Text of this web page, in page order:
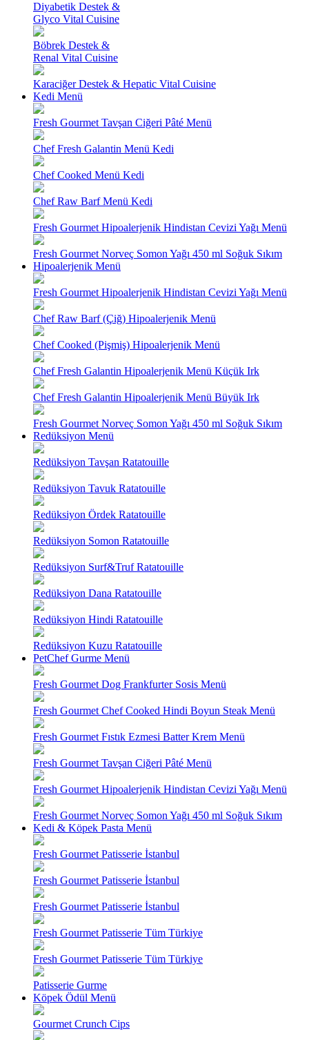
Diyabetik Destek &
Glyco Vital Cuisine
Böbrek Destek &
Renal Vital Cuisine
Karaciğer Destek & Hepatic Vital Cuisine
Kedi Menü
Fresh Gourmet Tavşan Ciğeri Pâté Menü
Chef Fresh Galantin Menü Kedi
Chef Cooked Menü Kedi
Chef Raw Barf Menü Kedi
Fresh Gourmet Hipoalerjenik Hindistan Cevizi Yağı Menü
Fresh Gourmet Norveç Somon Yağı 450 ml Soğuk Sıkım
Hipoalerjenik Menü
Fresh Gourmet Hipoalerjenik Hindistan Cevizi Yağı Menü
Chef Raw Barf (Çiğ) Hipoalerjenik Menü
Chef Cooked (Pişmiş) Hipoalerjenik Menü
Chef Fresh Galantin Hipoalerjenik Menü Küçük Irk
Chef Fresh Galantin Hipoalerjenik Menü Büyük Irk
Fresh Gourmet Norveç Somon Yağı 450 ml Soğuk Sıkım
Redüksiyon Menü
Redüksiyon Tavşan Ratatouille
Redüksiyon Tavuk Ratatouille
Redüksiyon Ördek Ratatouille
Redüksiyon Somon Ratatouille
Redüksiyon Surf&Truf Ratatouille
Redüksiyon Dana Ratatouille
Redüksiyon Hindi Ratatouille
Redüksiyon Kuzu Ratatouille
PetChef Gurme Menü
Fresh Gourmet Dog Frankfurter Sosis Menü
Fresh Gourmet Chef Cooked Hindi Boyun Steak Menü
Fresh Gourmet Fıstık Ezmesi Batter Krem Menü
Fresh Gourmet Tavşan Ciğeri Pâté Menü
Fresh Gourmet Hipoalerjenik Hindistan Cevizi Yağı Menü
Fresh Gourmet Norveç Somon Yağı 450 ml Soğuk Sıkım
Kedi & Köpek Pasta Menü
Fresh Gourmet Patisserie İstanbul
Fresh Gourmet Patisserie İstanbul
Fresh Gourmet Patisserie İstanbul
Fresh Gourmet Patisserie Tüm Türkiye
Fresh Gourmet Patisserie Tüm Türkiye
Patisserie Gurme
Köpek Ödül Menü
Gourmet Crunch Cips